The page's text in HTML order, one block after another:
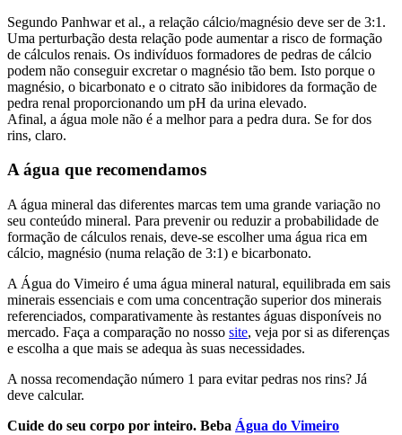
Segundo Panhwar et al., a relação cálcio/magnésio deve ser de 3:1.
Uma perturbação desta relação pode aumentar a risco de formação
de cálculos renais. Os indivíduos formadores de pedras de cálcio
podem não conseguir excretar o magnésio tão bem. Isto porque o
magnésio, o bicarbonato e o citrato são inibidores da formação de
pedra renal proporcionando um pH da urina elevado.
Afinal, a água mole não é a melhor para a pedra dura. Se for dos
rins, claro.
A água que recomendamos
A água mineral das diferentes marcas tem uma grande variação no
seu conteúdo mineral. Para prevenir ou reduzir a probabilidade de
formação de cálculos renais, deve-se escolher uma água rica em
cálcio, magnésio (numa relação de 3:1) e bicarbonato.
A Água do Vimeiro é uma água mineral natural, equilibrada em sais
minerais essenciais e com uma concentração superior dos minerais
referenciados, comparativamente às restantes águas disponíveis no
mercado. Faça a comparação no nosso site, veja por si as diferenças
e escolha a que mais se adequa às suas necessidades.
A nossa recomendação número 1 para evitar pedras nos rins? Já
deve calcular.
Cuide do seu corpo por inteiro. Beba Água do Vimeiro